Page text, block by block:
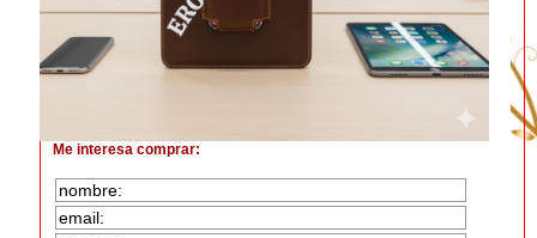
Me interesa comprar: